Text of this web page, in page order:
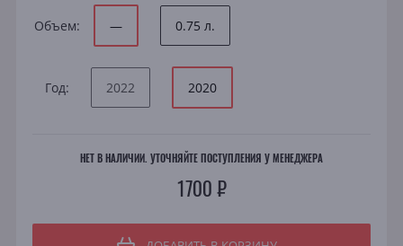
Объем: — 0.75 л.
Год: 2022 2020
НЕТ В НАЛИЧИИ. УТОЧНЯЙТЕ ПОСТУПЛЕНИЯ У МЕНЕДЖЕРА
1700 ₽